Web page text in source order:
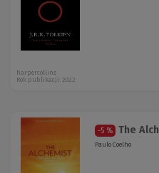
harpercollins
Rok publikacji: 2022
-5 % The
Paulo Coelho